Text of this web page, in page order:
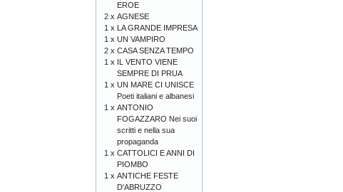
EROE
2 x AGNESE
1 x LA GRANDE IMPRESA
1 x UN VAMPIRO
2 x CASA SENZA TEMPO
1 x IL VENTO VIENE
SEMPRE DI PRUA
1 x UN MARE CI UNISCE
Poeti italiani e albanesi
1 x ANTONIO
FOGAZZARO Nei suoi
scritti e nella sua
propaganda
1 x CATTOLICI E ANNI DI
PIOMBO
1 x ANTICHE FESTE
D'ABRUZZO